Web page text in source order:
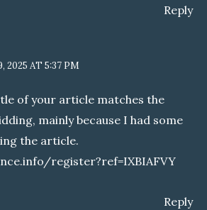
Reply
2025 AT 5:37 PM
of your article matches the
mainly because I had some
the article.
register?ref=IXBIAFVY
Reply